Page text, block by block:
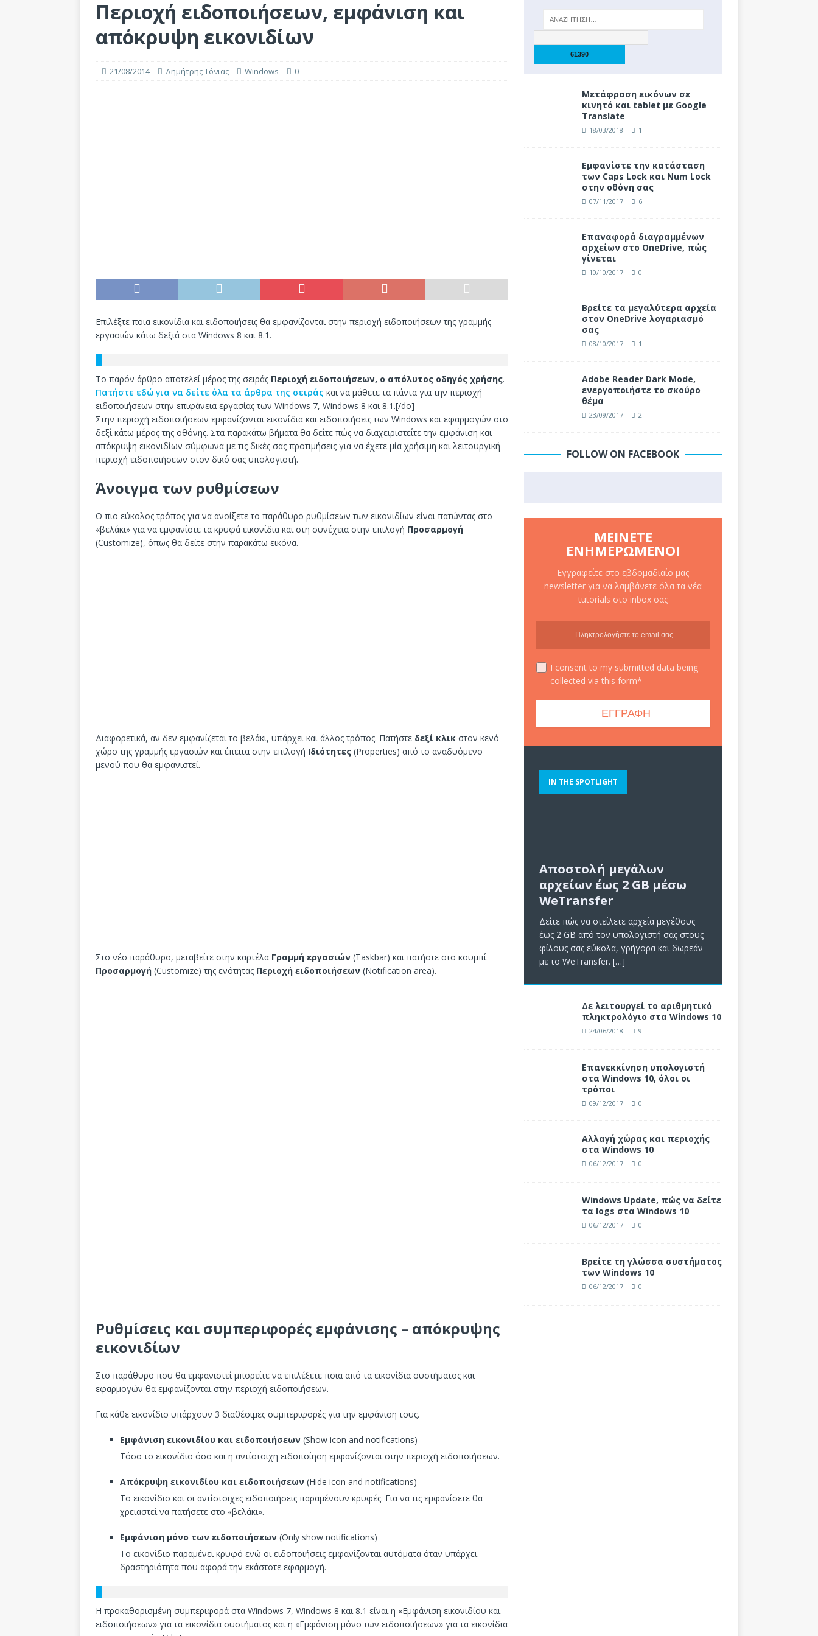
Περιοχή ειδοποιήσεων, εμφάνιση και
απόκρυψη εικονιδίων
21/08/2014 Δημήτρης Τόνιας Windows 0
Επιλέξτε ποια εικονίδια και ειδοποιήσεις θα εμφανίζονται στην περιοχή ειδοποιήσεων της γραμμής
εργασιών κάτω δεξιά στα Windows 8 και 8.1.
Το παρόν άρθρο αποτελεί μέρος της σειράς Περιοχή ειδοποιήσεων, ο απόλυτος οδηγός χρήσης.
Πατήστε εδώ για να δείτε όλα τα άρθρα της σειράς και να μάθετε τα πάντα για την περιοχή
ειδοποιήσεων στην επιφάνεια εργασίας των Windows 7, Windows 8 και 8.1.[/do]
Στην περιοχή ειδοποιήσεων εμφανίζονται εικονίδια και ειδοποιήσεις των Windows και εφαρμογών στο
δεξί κάτω μέρος της οθόνης. Στα παρακάτω βήματα θα δείτε πώς να διαχειριστείτε την εμφάνιση και
απόκρυψη εικονιδίων σύμφωνα με τις δικές σας προτιμήσεις για να έχετε μία χρήσιμη και λειτουργική
περιοχή ειδοποιήσεων στον δικό σας υπολογιστή.
Άνοιγμα των ρυθμίσεων
Ο πιο εύκολος τρόπος για να ανοίξετε το παράθυρο ρυθμίσεων των εικονιδίων είναι πατώντας στο
«βελάκι» για να εμφανίστε τα κρυφά εικονίδια και στη συνέχεια στην επιλογή Προσαρμογή
(Customize), όπως θα δείτε στην παρακάτω εικόνα.
Διαφορετικά, αν δεν εμφανίζεται το βελάκι, υπάρχει και άλλος τρόπος. Πατήστε δεξί κλικ στον κενό
χώρο της γραμμής εργασιών και έπειτα στην επιλογή Ιδιότητες (Properties) από το αναδυόμενο
μενού που θα εμφανιστεί.
Στο νέο παράθυρο, μεταβείτε στην καρτέλα Γραμμή εργασιών (Taskbar) και πατήστε στο κουμπί
Προσαρμογή (Customize) της ενότητας Περιοχή ειδοποιήσεων (Notification area).
Ρυθμίσεις και συμπεριφορές εμφάνισης – απόκρυψης
εικονιδίων
Στο παράθυρο που θα εμφανιστεί μπορείτε να επιλέξετε ποια από τα εικονίδια συστήματος και
εφαρμογών θα εμφανίζονται στην περιοχή ειδοποιήσεων.
Για κάθε εικονίδιο υπάρχουν 3 διαθέσιμες συμπεριφορές για την εμφάνιση τους.
Εμφάνιση εικονιδίου και ειδοποιήσεων (Show icon and notifications)
Τόσο το εικονίδιο όσο και η αντίστοιχη ειδοποίηση εμφανίζονται στην περιοχή ειδοποιήσεων.
Απόκρυψη εικονιδίου και ειδοποιήσεων (Hide icon and notifications)
Το εικονίδιο και οι αντίστοιχες ειδοποιήσεις παραμένουν κρυφές. Για να τις εμφανίσετε θα
χρειαστεί να πατήσετε στο «βελάκι».
Εμφάνιση μόνο των ειδοποιήσεων (Only show notifications)
Το εικονίδιο παραμένει κρυφό ενώ οι ειδοποιήσεις εμφανίζονται αυτόματα όταν υπάρχει
δραστηριότητα που αφορά την εκάστοτε εφαρμογή.
Η προκαθορισμένη συμπεριφορά στα Windows 7, Windows 8 και 8.1 είναι η «Εμφάνιση εικονιδίου και
ειδοποιήσεων» για τα εικονίδια συστήματος και η «Εμφάνιση μόνο των ειδοποιήσεων» για τα εικονίδια
Μετάφραση εικόνων σε
κινητό και tablet με Google
Translate
18/03/2018 1
Eμφανίστε την κατάσταση
των Caps Lock και Num Lock
στην οθόνη σας
07/11/2017 6
Επαναφορά διαγραμμένων
αρχείων στο OneDrive, πώς
γίνεται
10/10/2017 0
Βρείτε τα μεγαλύτερα αρχεία
στον OneDrive λογαριασμό
σας
08/10/2017 1
Adobe Reader Dark Mode,
ενεργοποιήστε το σκούρο
θέμα
23/09/2017 2
FOLLOW ON FACEBOOK
ΜΕΊΝΕΤΕ
ΕΝΗΜΕΡΩΜΈΝΟΙ
Εγγραφείτε στο εβδομαδιαίο μας
newsletter για να λαμβάνετε όλα τα νέα
tutorials στο inbox σας
I consent to my submitted data being
collected via this form*
IN THE SPOTLIGHT
Αποστολή μεγάλων
αρχείων έως 2 GB μέσω
WeTransfer
Δείτε πώς να στείλετε αρχεία μεγέθους
έως 2 GB από τον υπολογιστή σας στους
φίλους σας εύκολα, γρήγορα και δωρεάν
με το WeTransfer. […]
Δε λειτουργεί το αριθμητικό
πληκτρολόγιο στα Windows 10
24/06/2018 9
Επανεκκίνηση υπολογιστή
στα Windows 10, όλοι οι
τρόποι
09/12/2017 0
Αλλαγή χώρας και περιοχής
στα Windows 10
06/12/2017 0
Windows Update, πώς να δείτε
τα logs στα Windows 10
06/12/2017 0
Βρείτε τη γλώσσα συστήματος
των Windows 10
06/12/2017 0